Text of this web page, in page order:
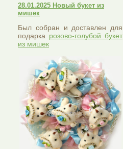
28.01.2025 Новый букет из
мишек
Был собран и доставлен для
подарка розово-голубой букет
из мишек